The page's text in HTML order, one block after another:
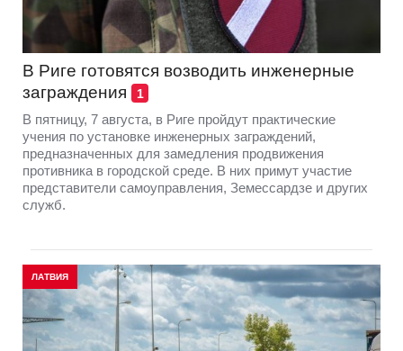
В Риге готовятся возводить инженерные
заграждения
1
В пятницу, 7 августа, в Риге пройдут практические
учения по установке инженерных заграждений,
предназначенных для замедления продвижения
противника в городской среде. В них примут участие
представители самоуправления, Земессардзе и других
служб.
ЛАТВИЯ